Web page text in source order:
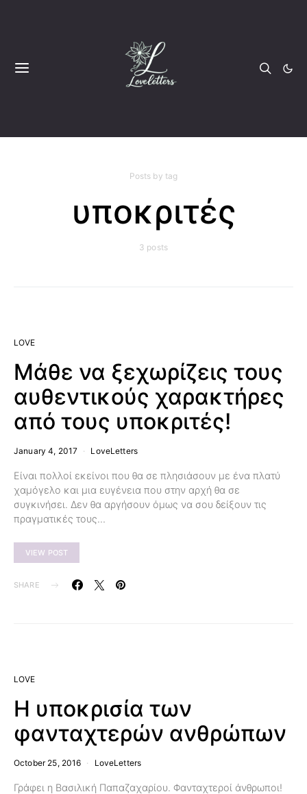
Posts by tag
υποκριτές
3 posts
LOVE
Μάθε να ξεχωρίζεις τους
αυθεντικούς χαρακτήρες
από τους υποκριτές!
January 4, 2017 LoveLetters
Είναι πολλοί εκείνοι που θα σε πλησιάσουν με ένα πλατύ
χαμόγελο και μια ευγένεια που στην αρχή θα σε
συγκινήσει. Δεν θα αργήσουν όμως να σου δείξουν τις
πραγματικές τους…
VIEW POST
SHARE
LOVE
Η υποκρισία των
φανταχτερών ανθρώπων
October 25, 2016 LoveLetters
Γράφει η Βασιλική Παπαζαχαρίου. Φανταχτεροί άνθρωποι!